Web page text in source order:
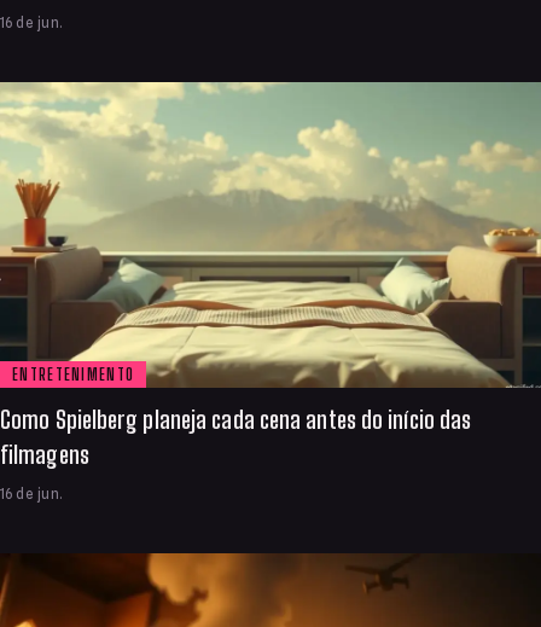
16 de jun.
ENTRETENIMENTO
Como Spielberg planeja cada cena antes do início das
filmagens
16 de jun.